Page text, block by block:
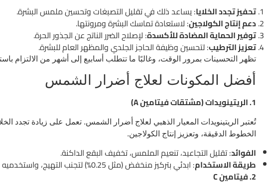
تحفيز تجدد الخلايا: يساعد ذلك في تقليل التصبغات وتحسين ملمس البشرة.
دعم إنتاج الكولاجين: لاستعادة تماسك البشرة ومرونتها.
توفير الحماية المضادة للأكسدة: لإصلاح الضرر الناتج عن الجذور الحرة.
تعزيز الترطيب: لتحسين وظيفة الحاجز الجلدي والمظهر العام للبشرة.
تظهر التحسينات بمرور الوقت، وغالبًا ما تتطلب أسابيع إلى أشهر من الالتزام
أفضل المكونات لعلاج أضرار الشمس
1. الريتينويدات (مشتقات فيتامين A)
تُعتبر الريتينويدات المعيار الذهبي لعلاج أضرار الشمس. تعمل على زيادة تجدد
الخطوط الدقيقة، وتعزيز إنتاج الكولاجين.
الفوائد: تقليل التجاعيد، تنعيم الملمس، تخفيف البقع الداكنة.
طريقة الاستخدام: ابدئي بتركيز منخفض (مثل 0.25%) لتجنب التهيج، واستخدميه ليلاً مع ضرورة وضع واقٍ شمسي خلال النهار.
2. فيتامين C